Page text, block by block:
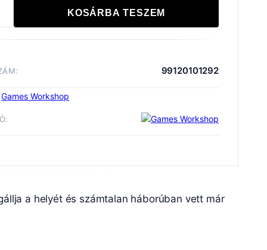
KOSÁRBA TESZEM
99120101292
Games Workshop
Guard Wargame
a helyét és számtalan háborúban vett már